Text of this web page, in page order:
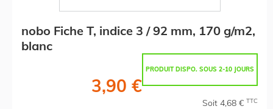
nobo Fiche T, indice 3 / 92 mm, 170 g/m2,
blanc
PRODUIT DISPO. SOUS 2-10 JOURS
3,90 €
Soit 4,68 € TTC